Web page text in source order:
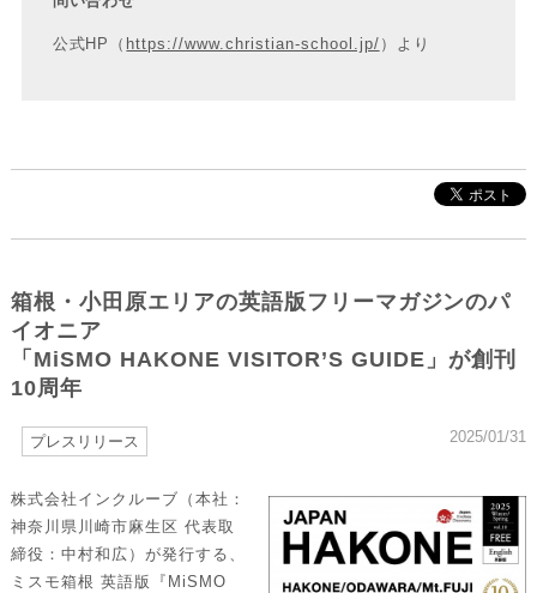
公式HP（ https://www.christian-school.jp/ ）より
箱根・小田原エリアの英語版フリーマガジンのパ
イオニア
「MiSMO HAKONE VISITOR’S GUIDE」が創刊
10周年
2025/01/31
プレスリリース
株式会社インクルーブ（本社：
神奈川県川崎市麻生区 代表取
締役：中村和広）が発行する、
ミスモ箱根 英語版『MiSMO